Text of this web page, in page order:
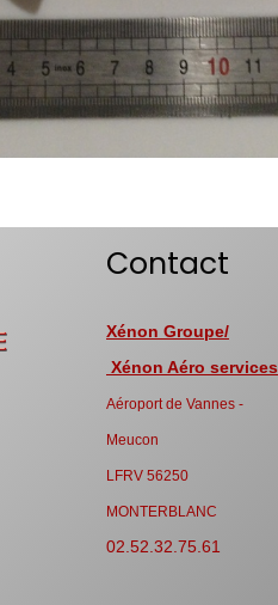
Contact
Xénon Groupe/
Xénon Aéro services
Aéroport de Vannes -
Meucon
LFRV 56250
MONTERBLANC
02.52.32.75.61